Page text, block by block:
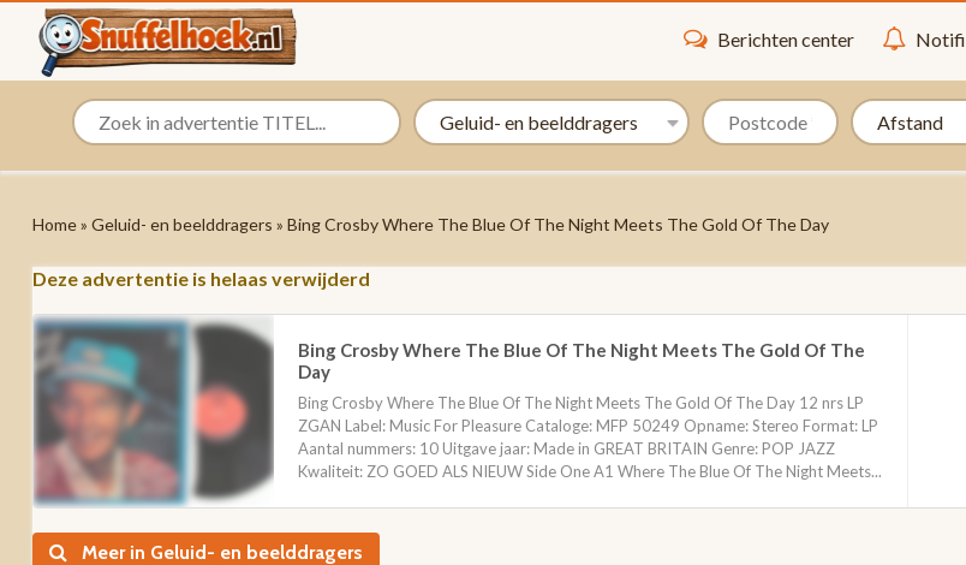
Berichten center
Home» Geluid- en beelddragers » Bing Crosby Where The Blue Of The Night Meets The Gold Of The Day
Deze advertentie is helaas verwijderd
Bing Crosby Where The Blue Of The Night Meets The Gold Of The
Day
Bing Crosby Where The Blue Of The Night Meets The Gold Of The Day 12 nrs LP
ZGAN Label: Music For Pleasure Cataloge: MFP 50249 Opname: Stereo Format: LP
Aantal nummers: 10 Uitgave jaar: Made in GREAT BRITAIN Genre: POP JAZZ
Kwaliteit: ZO GOED ALS NIEUW Side One A1 Where The Blue Of The Night Meets...
Meer in Geluid- en beelddragers